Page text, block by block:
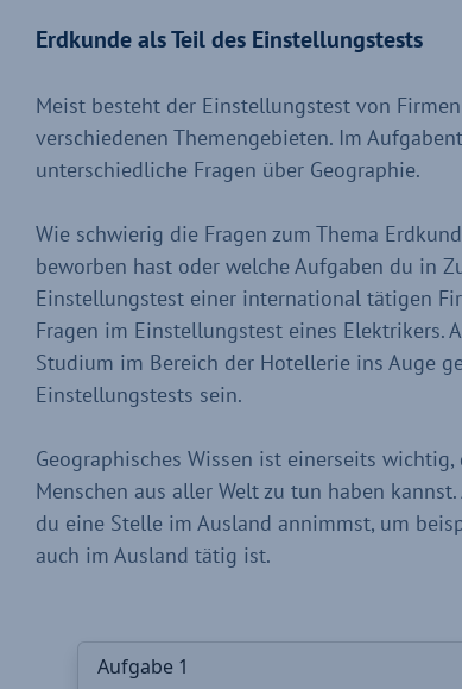
Erdkunde als Teil des Einstellungstests
Meist besteht der Einstellungstest von
verschiedenen Themengebieten. Im
unterschiedliche Fragen über Geographie.
Wie schwierig die Fragen zum Thema
beworben hast oder welche Aufgaben du in
Einstellungstest einer international tätigen
Fragen im Einstellungstest eines Elektrikers.
Studium im Bereich der Hotellerie ins Auge
Einstellungstests sein.
Geographisches Wissen ist einerseits
Menschen aus aller Welt zu tun haben
du eine Stelle im Ausland annimmst, um
auch im Ausland tätig ist.